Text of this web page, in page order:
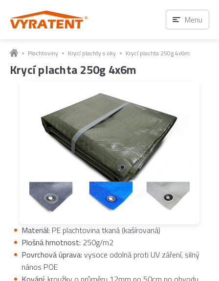
Plachtoviny Krycí plachty s oky Krycí plachta 250g 4x6m
Krycí plachta 250g 4x6m
Materiál: PE plachtovina tkaná (kašírovaná)
Plošná hmotnost: 250g/m2
Povrchová úprava: vysoce odolná proti UV záření, silný
nános POE
Menu